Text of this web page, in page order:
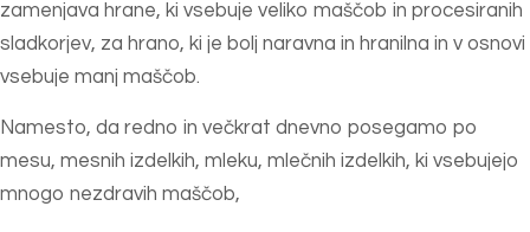
zamenjava hrane, ki vsebuje veliko maščob in procesiranih
sladkorjev, za hrano, ki je bolj naravna in hranilna in v osnovi
vsebuje manj maščob.
Namesto, da redno in večkrat dnevno posegamo po
mesu, mesnih izdelkih, mleku, mlečnih izdelkih, ki vsebujejo
mnogo nezdravih maščob,